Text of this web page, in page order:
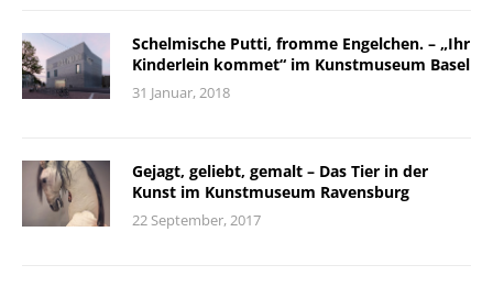
Schelmische Putti, fromme Engelchen. – „Ihr
Kinderlein kommet“ im Kunstmuseum Basel
31 Januar, 2018
Gejagt, geliebt, gemalt – Das Tier in der
Kunst im Kunstmuseum Ravensburg
22 September, 2017